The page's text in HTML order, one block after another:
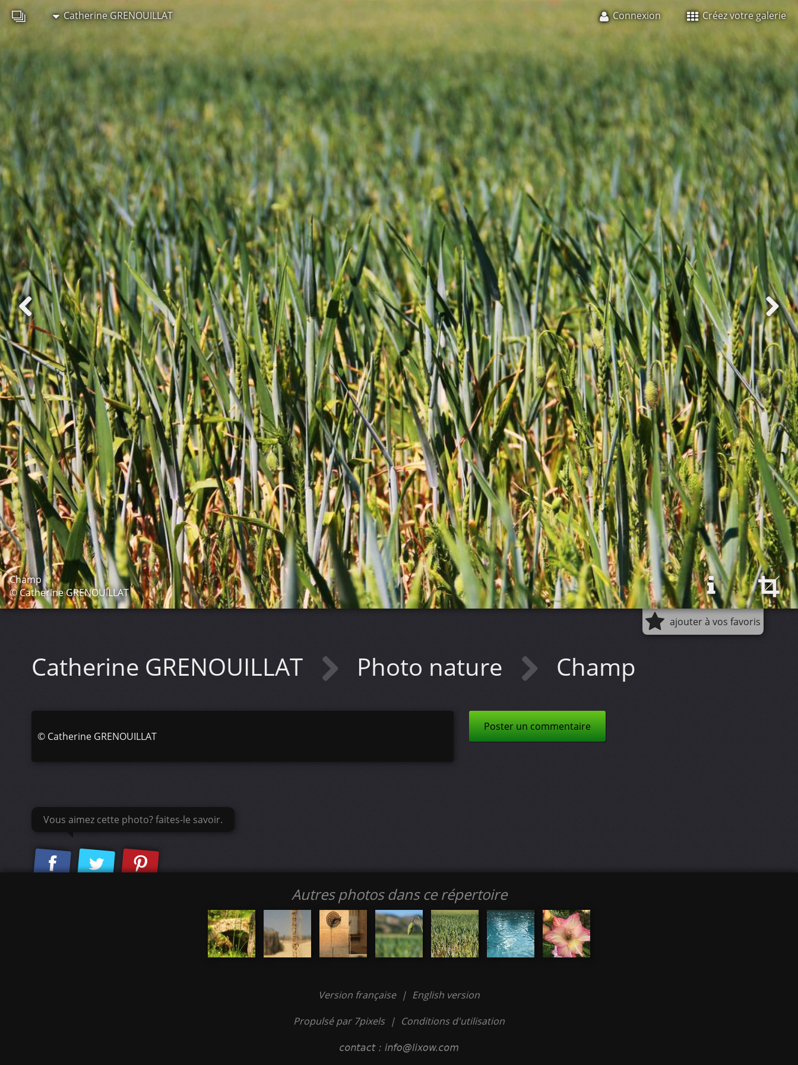
Catherine GRENOUILLAT Connexion Créez votre galerie
Champ
© Catherine GRENOUILLAT
ajouter à vos favoris
Catherine GRENOUILLAT Photo nature Champ
© Catherine GRENOUILLAT
Poster un commentaire
Vous aimez cette photo? faites-le savoir.
Autres photos dans ce répertoire
Version française | English version
Propulsé par 7pixels | Conditions d'utilisation